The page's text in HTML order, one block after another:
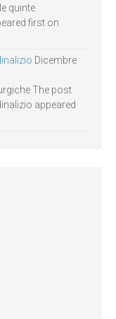
quinte
first on
Dicembre
The post
appeared